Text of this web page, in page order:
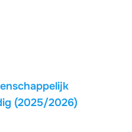
(2025/2026)